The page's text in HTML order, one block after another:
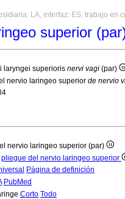
LA, interfaz: ES, trabajo en
superior
laryngei superioris nervi vagi (par)
nervio laringeo superior de nervio
nervio laringeo superior (par)
pliegue del nervio laringeo superior
Página de definición
PubMed
Corto Todo